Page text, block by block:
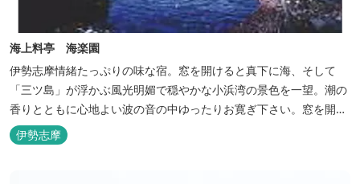
海上料亭 海楽園
伊勢志摩情緒たっぷりの味な宿。窓を開けると真下に海、そして
「三ツ島」が浮かぶ風光明媚で穏やかな小浜湾の景色を一望。潮の
香りとともに心地よい波の音の中ゆったりお寛ぎ下さい。窓を開け
浴衣姿でのんびり太公望！ 部屋から釣りができる「座敷釣り」は当
館ならではの名物。（貸しざお／エサ付要予約） 海水温泉露天風呂
伊勢志摩